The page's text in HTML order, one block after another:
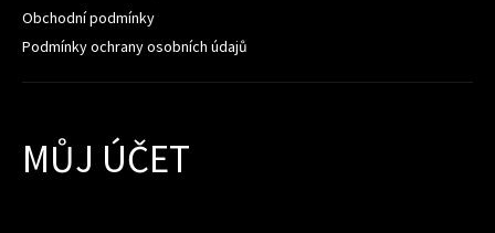
Obchodní podmínky
Podmínky ochrany osobních údajů
MŮJ ÚČET